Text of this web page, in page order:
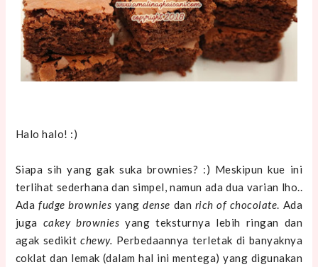
Halo halo! :)
Siapa sih yang gak suka brownies? :) Meskipun kue ini
terlihat sederhana dan simpel, namun ada dua varian lho..
Ada fudge brownies yangdense dan rich of chocolate. Ada
juga cakey brownies yang teksturnya lebih ringan dan
agak sedikitchewy. Perbedaannya terletak di banyaknya
coklat dan lemak (dalam hal ini mentega) yang digunakan